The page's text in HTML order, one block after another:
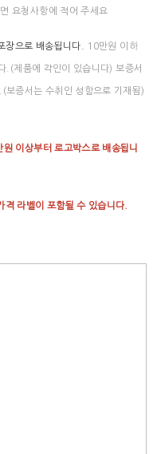
요청사항에 적어 주세요
으로 배송됩니다. 10만원 이하
제품에 각인이 있습니다) 보증서
보증서는 수취인 성함으로 기재됨)
이상부터 로고박스로 배송됩니
격 라벨이 포함될 수 있습니다.